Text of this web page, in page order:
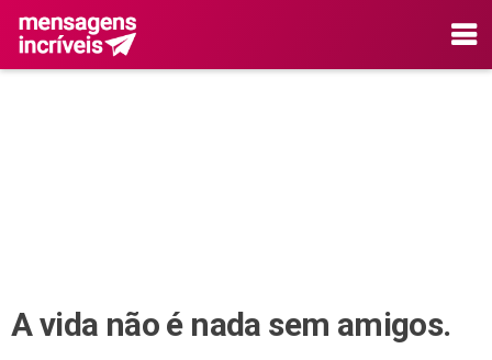
A vida não é nada sem amigos.